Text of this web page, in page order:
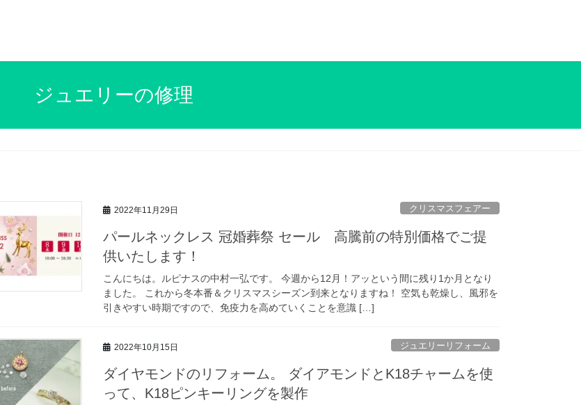
ジュエリーの修理
2022年11月29日 クリスマスフェアー
パールネックレス 冠婚葬祭 セール 高騰前の特別価格でご提
供いたします！
こんにちは。ルピナスの中村一弘です。 今週から12月！アッという間に残り1か月となり
ました。 これから冬本番＆クリスマスシーズン到来となりますね！ 空気も乾燥し、風邪を
引きやすい時期ですので、免疫力を高めていくことを意識 […]
2022年10月15日 ジュエリーリフォーム
ダイヤモンドのリフォーム。 ダイアモンドとK18チャームを使
って、K18ピンキーリングを製作